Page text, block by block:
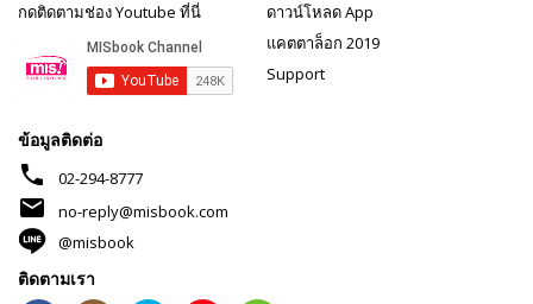
กดติดตามช่อง Youtube ที่นี่
ดาวน์โหลด App
แคตตาล็อก 2019
Support
ข้อมูลติดต่อ
phone 02-294-8777
mail
no-reply@misbook.com
@misbook
ติดตามเรา